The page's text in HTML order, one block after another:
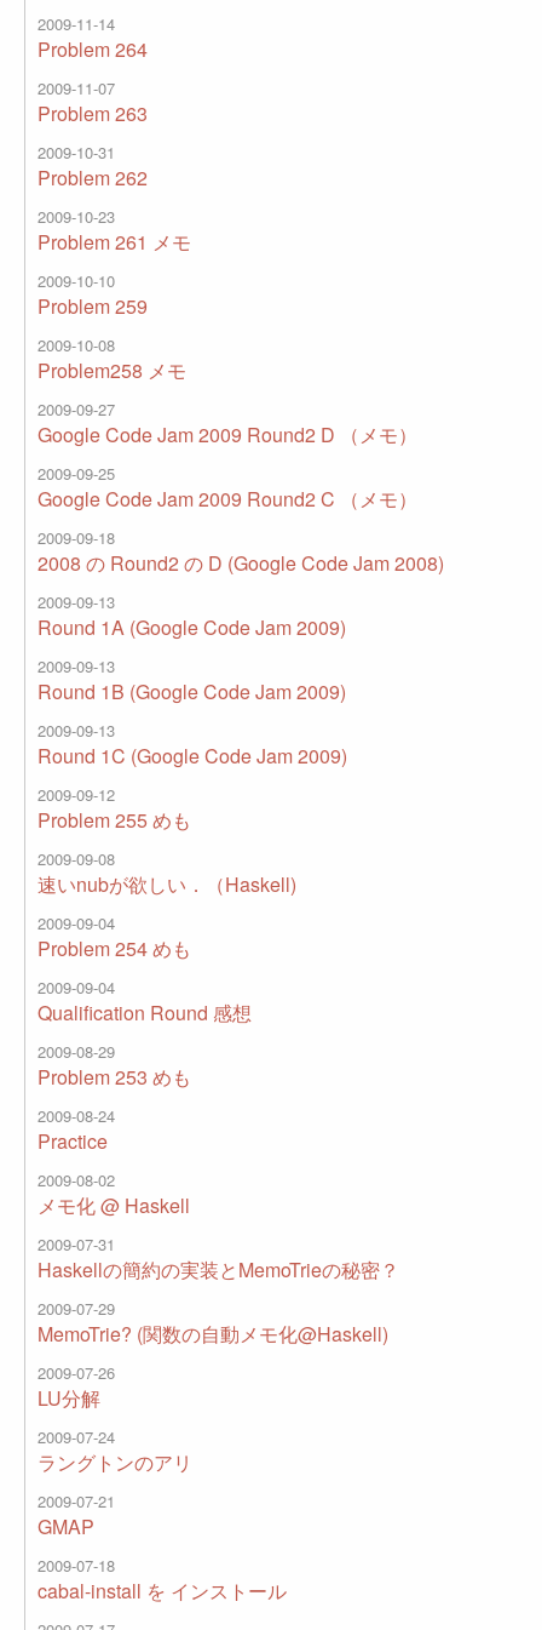
2009-11-14
Problem 264
2009-11-07
Problem 263
2009-10-31
Problem 262
2009-10-23
Problem 261 メモ
2009-10-10
Problem 259
2009-10-08
Problem258 メモ
2009-09-27
Google Code Jam 2009 Round2 D （メモ）
2009-09-25
Google Code Jam 2009 Round2 C （メモ）
2009-09-18
2008 の Round2 の D (Google Code Jam 2008)
2009-09-13
Round 1A (Google Code Jam 2009)
2009-09-13
Round 1B (Google Code Jam 2009)
2009-09-13
Round 1C (Google Code Jam 2009)
2009-09-12
Problem 255 めも
2009-09-08
速いnubが欲しい．（Haskell)
2009-09-04
Problem 254 めも
2009-09-04
Qualification Round 感想
2009-08-29
Problem 253 めも
2009-08-24
Practice
2009-08-02
メモ化 @ Haskell
2009-07-31
Haskellの簡約の実装とMemoTrieの秘密？
2009-07-29
MemoTrie? (関数の自動メモ化@Haskell)
2009-07-26
LU分解
2009-07-24
ラングトンのアリ
2009-07-21
GMAP
2009-07-18
cabal-install を インストール